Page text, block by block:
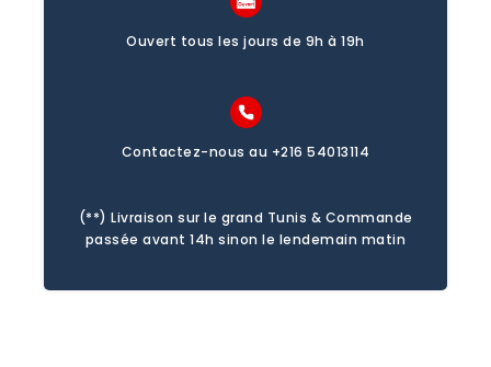
Ouvert tous les jours de 9h à 19h
Contactez-nous au +216 54013114
(**) Livraison sur le grand Tunis & Commande
passée avant 14h sinon le lendemain matin